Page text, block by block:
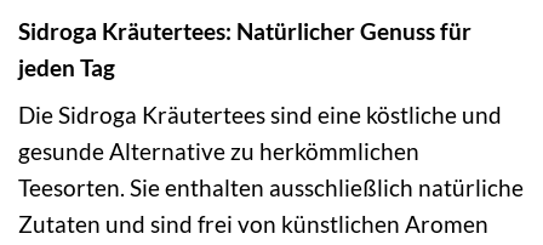
Sidroga Kräutertees: Natürlicher Genuss für
jeden Tag
Die Sidroga Kräutertees sind eine köstliche und
gesunde Alternative zu herkömmlichen
Teesorten. Sie enthalten ausschließlich natürliche
Zutaten und sind frei von künstlichen Aromen